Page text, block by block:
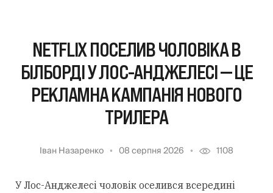
NETFLIX ПОСЕЛИВ ЧОЛОВІКА В
БІЛБОРДІ У ЛОС-АНДЖЕЛЕСІ — ЦЕ
РЕКЛАМНА КАМПАНІЯ НОВОГО
ТРИЛЕРА
Іван Назаренко 08 серпня 2026 1108
У Лос-Анджелесі чоловік оселився всередині